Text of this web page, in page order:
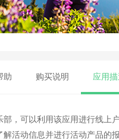
助 购买说明 应用
，可以利用该应用进行线
活动信息并进行活动产品的